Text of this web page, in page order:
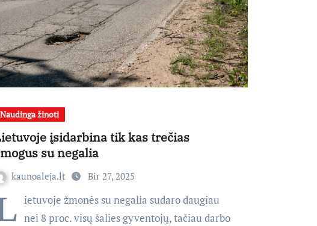
Naudinga žinoti
įsidarbina tik kas trečias
su negalia
kaunoaleja.lt Bir 27, 2025
ietuvoje žmonės su negalia sudaro daugiau
nei 8 proc. visų šalies gyventojų, tačiau darbo